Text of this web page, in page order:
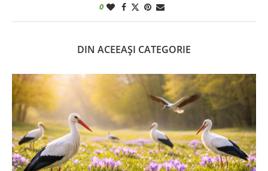
0
DIN ACEEAȘI CATEGORIE